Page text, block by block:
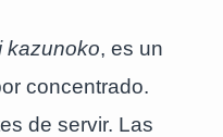
kazunoko, es un
concentrado.
de servir. Las